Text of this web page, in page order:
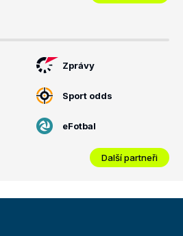
Zprávy
Sport odds
eFotbal
Další partneři